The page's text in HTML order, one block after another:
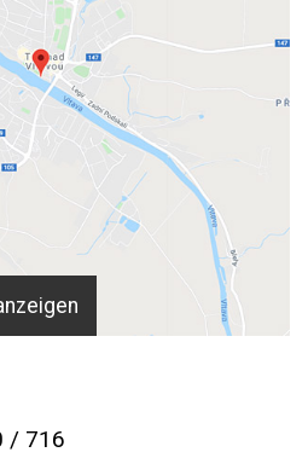
/ 716